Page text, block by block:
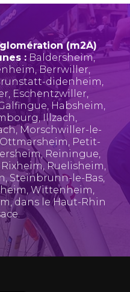
(m2A)
: Baldersheim,
, Berrwiller,
didenheim,
, Eschentzwiller,
, Habsheim,
,Illzach,
, Morschwiller-le-
Ottmarsheim, Petit-
, Reiningue,
Rixheim,Ruelisheim,
, Steinbrunn-le-Bas,
,Wittenheim,
, dans le Haut-Rhin